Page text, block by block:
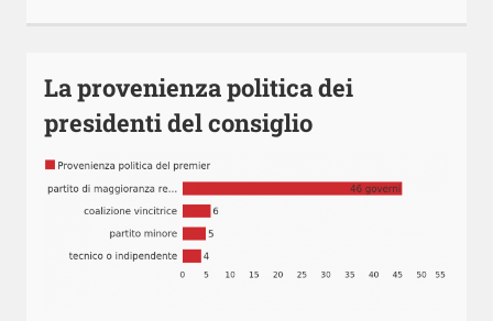
La provenienza politica dei
presidenti del consiglio